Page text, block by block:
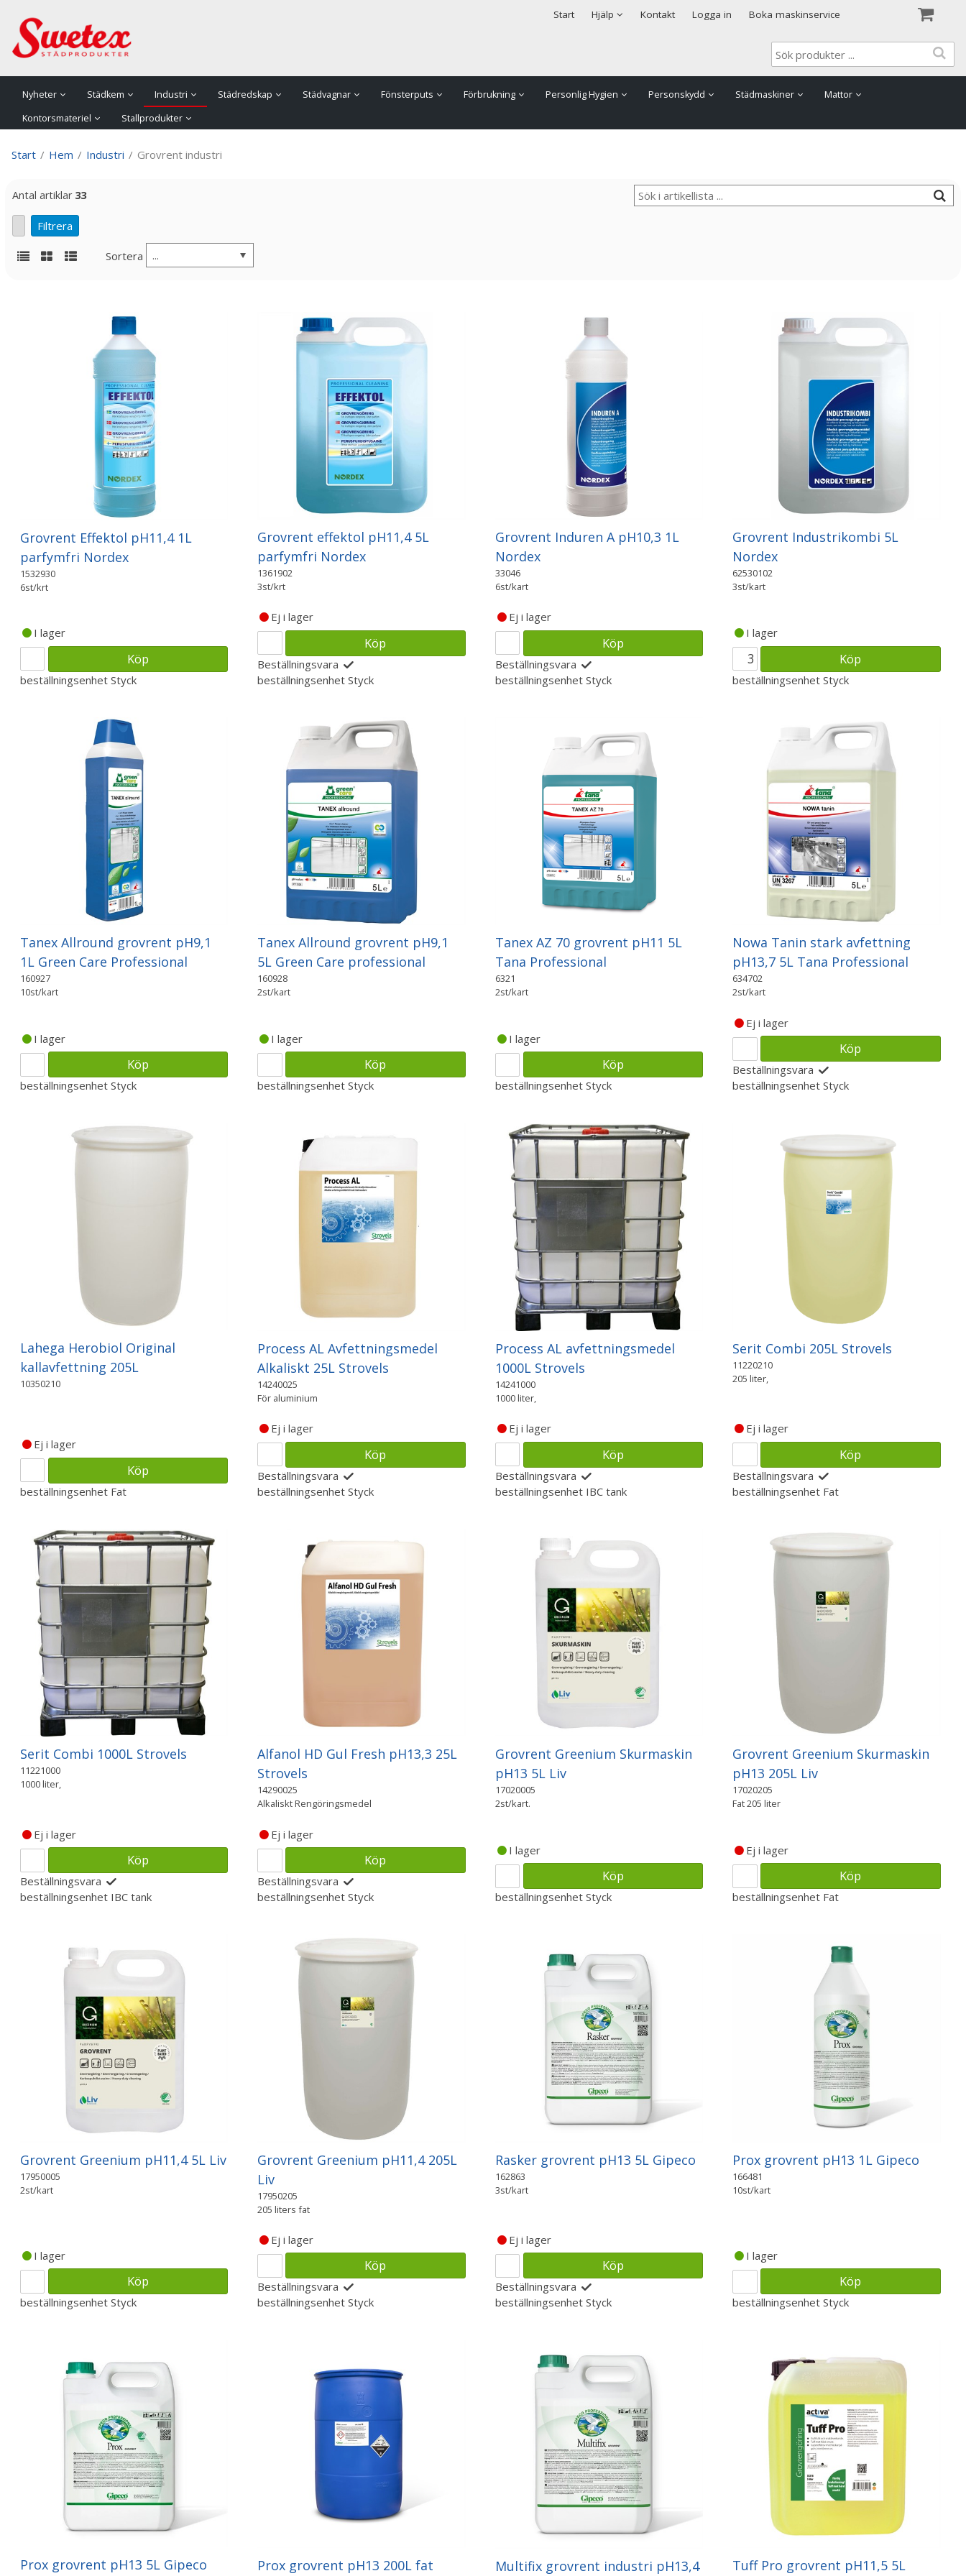
Start Hjälp
Säkerhet & Cookies Kontakt Logga in Boka maskinservice
Nyheter Städkem Industri Städredskap Städvagnar Fönsterputs Förbrukning Personlig Hygien Personskydd Städmaskiner
Mattor
Kontorsmateriel
Stallprodukter
Start / Hem / Industri / Grovrent industri
Antal artiklar 33
Sortera ...
Grovrent Effektol pH11,4 1L
parfymfri Nordex
1532930
6st/krt
I lager
Köp
beställningsenhet Styck
Grovrent effektol pH11,4 5L
parfymfri Nordex
1361902
3st/krt
Ej i lager
Köp
Beställningsvara
beställningsenhet Styck
Grovrent Induren A pH10,3 1L
Nordex
33046
6st/kart
Ej i lager
Köp
Beställningsvara
beställningsenhet Styck
Grovrent Industrikombi 5L
Nordex
62530102
3st/kart
I lager
Köp
beställningsenhet Styck
Tanex Allround grovrent pH9,1
1L Green Care Professional
160927
10st/kart
I lager
Köp
beställningsenhet Styck
Tanex Allround grovrent pH9,1
5L Green Care professional
160928
2st/kart
I lager
Köp
beställningsenhet Styck
Tanex AZ 70 grovrent pH11 5L
Tana Professional
6321
2st/kart
I lager
Köp
beställningsenhet Styck
Nowa Tanin stark avfettning
pH13,7 5L Tana Professional
634702
2st/kart
Ej i lager
Köp
Beställningsvara
beställningsenhet Styck
Lahega Herobiol Original
kallavfettning 205L
10350210
Ej i lager
Köp
beställningsenhet Fat
Process AL Avfettningsmedel
Alkaliskt 25L Strovels
14240025
För aluminium
Ej i lager
Köp
Beställningsvara
beställningsenhet Styck
Process AL avfettningsmedel
1000L Strovels
14241000
1000 liter,
Ej i lager
Köp
Beställningsvara
beställningsenhet IBC tank
Serit Combi 205L Strovels
11220210
205 liter,
Ej i lager
Köp
Beställningsvara
beställningsenhet Fat
Serit Combi 1000L Strovels
11221000
1000 liter,
Ej i lager
Köp
Beställningsvara
beställningsenhet IBC tank
Alfanol HD Gul Fresh pH13,3 25L
Strovels
14290025
Alkaliskt Rengöringsmedel
Ej i lager
Köp
Beställningsvara
beställningsenhet Styck
Grovrent Greenium Skurmaskin
pH13 5L Liv
17020005
2st/kart.
I lager
Köp
beställningsenhet Styck
Grovrent Greenium Skurmaskin
pH13 205L Liv
17020205
Fat 205 liter
Ej i lager
Köp
beställningsenhet Fat
Grovrent Greenium pH11,4 5L Liv
17950005
2st/kart
I lager
Köp
beställningsenhet Styck
Grovrent Greenium pH11,4 205L
Liv
17950205
205 liters fat
Ej i lager
Köp
Beställningsvara
beställningsenhet Styck
Rasker grovrent pH13 5L Gipeco
162863
3st/kart
Ej i lager
Köp
Beställningsvara
beställningsenhet Styck
Prox grovrent pH13 1L Gipeco
166481
10st/kart
I lager
Köp
beställningsenhet Styck
Prox grovrent pH13 5L Gipeco
Prox grovrent pH13 200L fat
Multifix grovrent industri pH13,4
Tuff Pro grovrent pH11,5 5L